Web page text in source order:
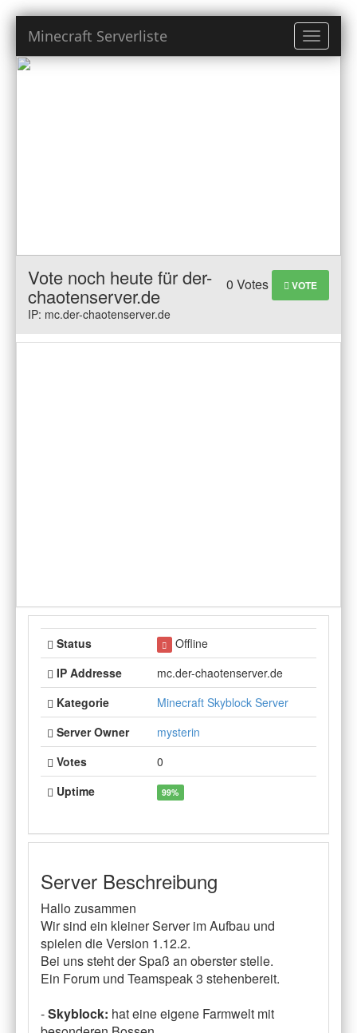
Toggle
Minecraft Serverliste
0 Votes VOTE
Vote noch heute für der-
chaotenserver.de
IP: mc.der-chaotenserver.de
Status
Offline
IP Addresse
mc.der-chaotenserver.de
Kategorie
Minecraft Skyblock Server
Server Owner
mysterin
Votes
0
Uptime
99%
Server Beschreibung
Hallo zusammen
Wir sind ein kleiner Server im Aufbau und
spielen die Version 1.12.2.
Bei uns steht der Spaß an oberster stelle.
Ein Forum und Teamspeak 3 stehenbereit.
-Skyblock: hat eine eigene Farmwelt mit